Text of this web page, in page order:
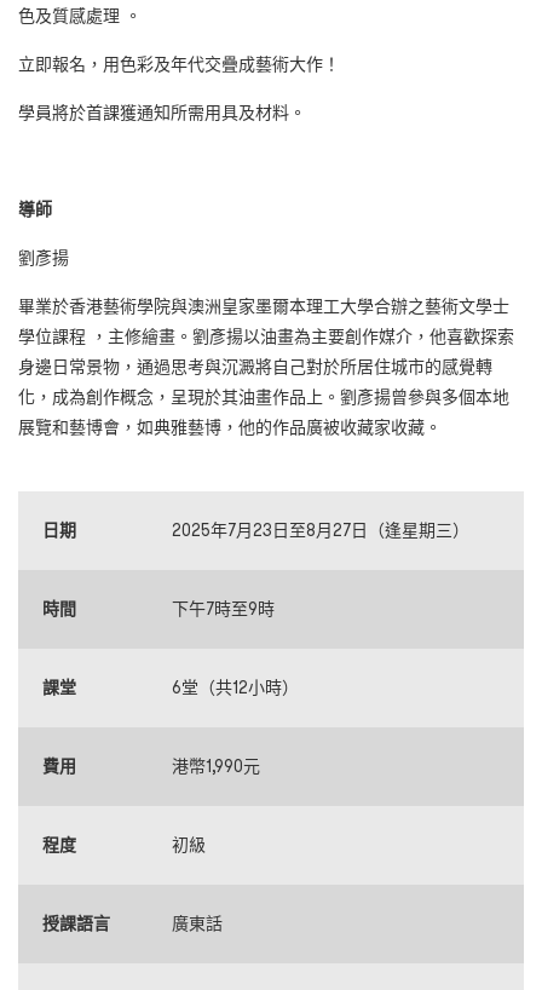
色及質感處理 。
立即報名，用色彩及年代交疊成藝術大作！
學員將於首課獲通知所需用具及材料。
導師
劉彥揚
畢業於香港藝術學院與澳洲皇家墨爾本理工大學合辦之藝術文學士
學位課程 ，主修繪畫。劉彥揚以油畫為主要創作媒介，他喜歡探索
身邊日常景物，通過思考與沉澱將自己對於所居住城市的感覺轉
化，成為創作概念，呈現於其油畫作品上。劉彥揚曾參與多個本地
展覽和藝博會，如典雅藝博，他的作品廣被收藏家收藏。
日期 2025年7月23日至8月27日（逢星期三）
時間 下午7時至9時
課堂 6堂（共12小時）
費用 港幣1,990元
程度 初級
授課語言 廣東話